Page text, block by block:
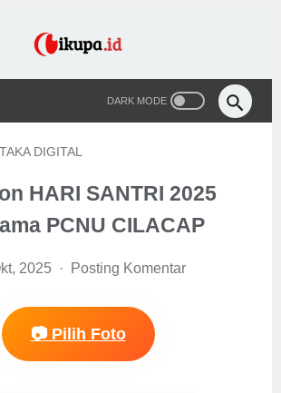
DIGITAL
HARI SANTRI 2025
PCNU CILACAP
2025 Posting Komentar
📷 Pilih Foto